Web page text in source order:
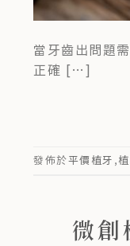
當牙齒出問題
正確 […]
發佈於平價植牙 ,
微